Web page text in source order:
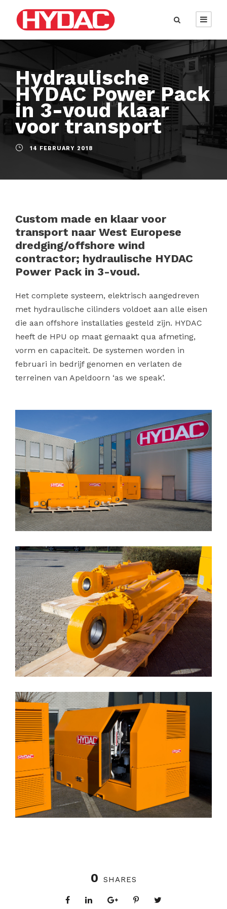
Hydraulische
HYDAC Power Pack
in 3-voud klaar
voor transport
14 FEBRUARY 2018
Custom made en klaar voor
transport naar West Europese
dredging/offshore wind
contractor; hydraulische HYDAC
Power Pack in 3-voud.
Het complete systeem, elektrisch aangedreven
met hydraulische cilinders voldoet aan alle eisen
die aan offshore installaties gesteld zijn. HYDAC
heeft de HPU op maat gemaakt qua afmeting,
vorm en capaciteit. De systemen worden in
februari in bedrijf genomen en verlaten de
terreinen van Apeldoorn ‘as we speak’.
0 SHARES